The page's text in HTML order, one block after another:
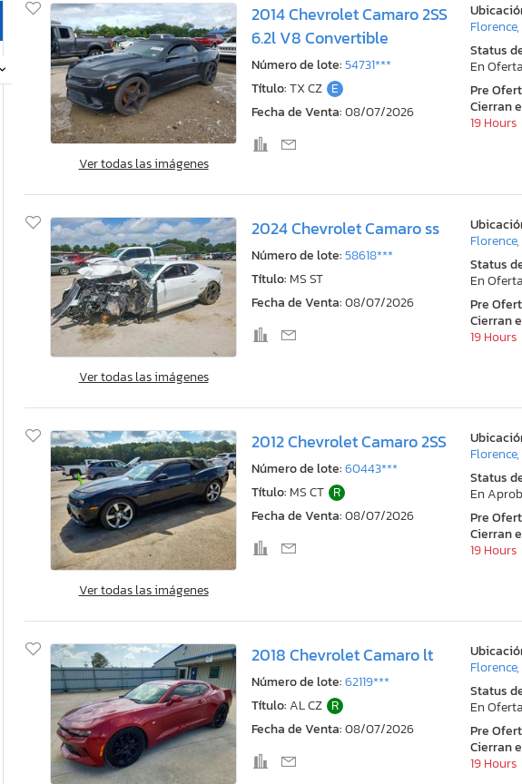
Ver todas las imágenes
2014 Chevrolet Camaro 2SS
6.2l V8 Convertible
Número de lote:54731***
Título:TX CZ E
Fecha de Venta:08/07/2026
Florence,
Status
En
Pre
Cierran
19 Hours
Ver todas las imágenes
2024 Chevrolet Camaro ss
Número de lote:58618***
Título: MS ST
Fecha de Venta:08/07/2026
Florence,
Status
En
Pre
Cierran
19 Hours
Ver todas las imágenes
2012 Chevrolet Camaro 2SS
Número de lote:60443***
Título: MS CT R
Fecha de Venta:08/07/2026
Florence,
Status
En
Pre
Cierran
19 Hours
2018 Chevrolet Camaro lt
Número de lote:62119***
Título: AL CZ R
Fecha de Venta:08/07/2026
Florence,
Status
En
Pre
Cierran
19 Hours